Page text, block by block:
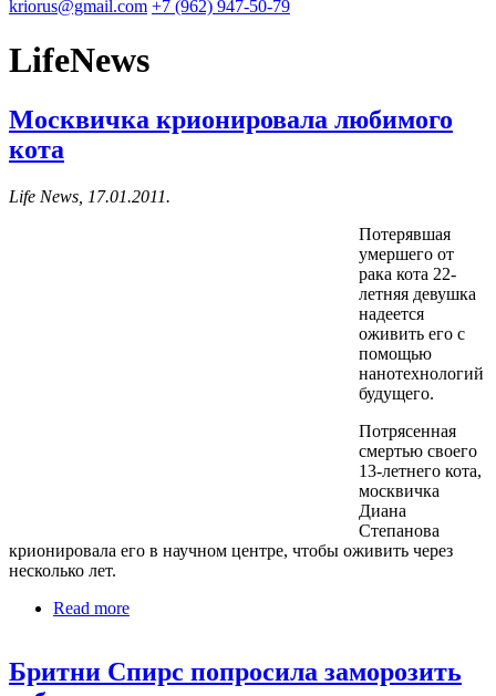
kriorus@gmail.com +7 (962) 947-50-79
LifeNews
Москвичка крионировала любимого
кота
Life News, 17.01.2011.
Потерявшая
умершего от
рака кота 22-
летняя девушка
надеется
оживить его с
помощью
нанотехнологий
будущего.
Потрясенная
смертью своего
13-летнего кота,
москвичка
Диана
Степанова
крионировала его в научном центре, чтобы оживить через
несколько лет.
Read more
Бритни Спирс попросила заморозить